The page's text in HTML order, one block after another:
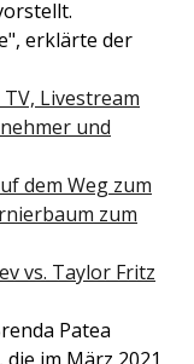
erklärte der
Livestream
und
dem Weg zum
zum
vs. Taylor Fritz
Patea